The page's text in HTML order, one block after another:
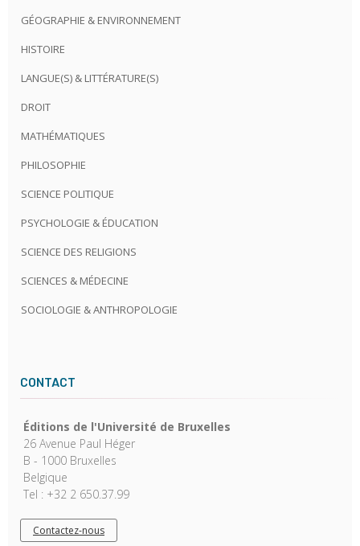
GÉOGRAPHIE & ENVIRONNEMENT
HISTOIRE
LANGUE(S) & LITTÉRATURE(S)
DROIT
MATHÉMATIQUES
PHILOSOPHIE
SCIENCE POLITIQUE
PSYCHOLOGIE & ÉDUCATION
SCIENCE DES RELIGIONS
SCIENCES & MÉDECINE
SOCIOLOGIE & ANTHROPOLOGIE
CONTACT
Éditions de l'Université de Bruxelles
26 Avenue Paul Héger
B - 1000 Bruxelles
Belgique
Tel : +32 2 650.37.99
Contactez-nous